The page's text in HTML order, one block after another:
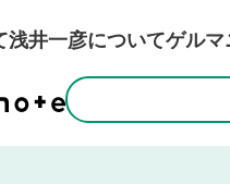
浅井一彦についてゲルマ